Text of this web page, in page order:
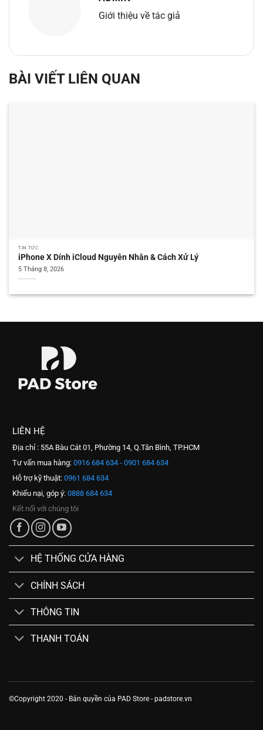
Giới thiệu về tác giả
BÀI VIẾT LIÊN QUAN
TIN TỨC
iPhone X Dính iCloud Nguyên Nhân & Cách Xử Lý
5 Tháng 8, 2026
LIÊN HỆ
Địa chỉ : 55A Bàu Cát 01, Phường 14, Q.Tân Bình, TP.HCM
Tư vấn mua hàng: 0916 684 634 - 0901 684 634
Hỗ trợ kỹ thuật: 0961 684 634
Khiếu nại, góp ý: 0888 684 634
Kết nối với chúng tôi
HỆ THỐNG CỬA HÀNG
CHÍNH SÁCH
THÔNG TIN
THANH TOÁN
©Copyright 2020 - Bản quyền của PAD Store - padstore.vn